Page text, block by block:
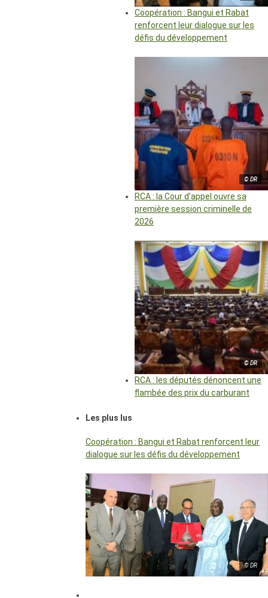
Coopération : Bangui et Rabat
renforcent leur dialogue sur les
défis du développement
© DR
RCA : la Cour d’appel ouvre sa
première session criminelle de
2026
© DR
RCA : les députés dénoncent une
flambée des prix du carburant
Les plus lus
Coopération : Bangui et Rabat renforcent leur
dialogue sur les défis du développement
© DR